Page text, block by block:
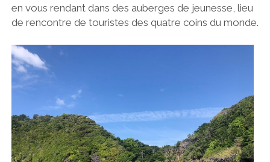
en vous rendant dans des auberges de jeunesse, lieu
de rencontre de touristes des quatre coins du monde.